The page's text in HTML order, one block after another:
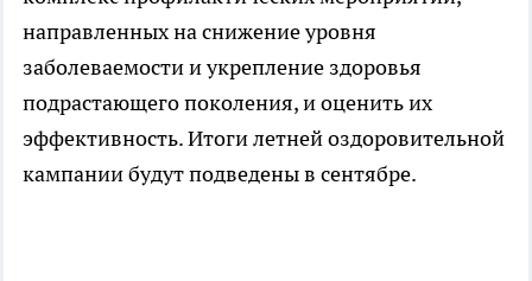
направленных на снижение уровня
заболеваемости и укрепление здоровья
подрастающего поколения, и оценить их
эффективность. Итоги летней оздоровительной
кампании будут подведены в сентябре.